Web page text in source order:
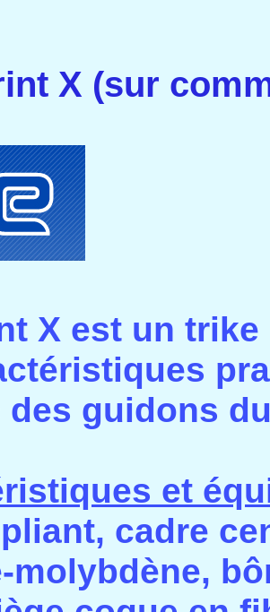
X (sur
X est un
des guidons
et
cadre
molybdène,